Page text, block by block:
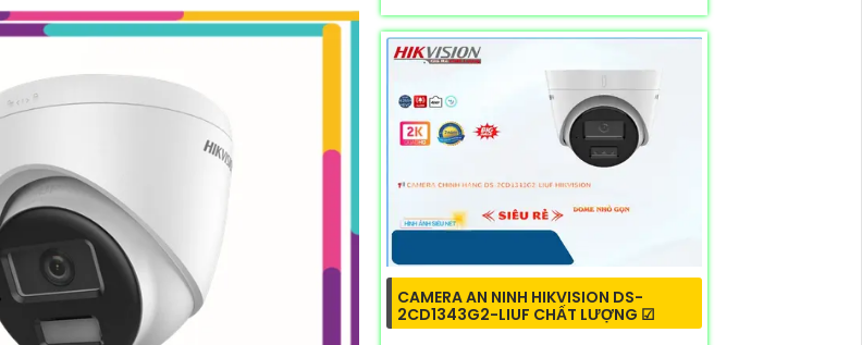
CAMERA AN NINH HIKVISION DS-
2CD1343G2-LIUF CHẤT LƯỢNG ☑